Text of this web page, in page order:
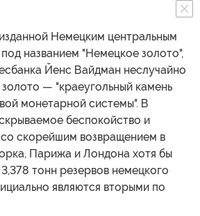
Немецким центральным
названием "Немецкое золото",
Йенс Вайдман неслучайно
— "краеугольный камень
монетарной системы". В
беспокойство и
со скорейшим возвращением в
Парижа и Лондона хотя бы
тонн резервов немецкого
являются вторыми по